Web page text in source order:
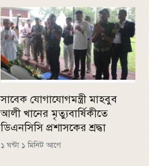
সাবেক যোগাযোগমন্ত্রী মাহবুব
আলী খানের মৃত্যুবার্ষিকীতে
ডিএনসিসি প্রশাসকের শ্রদ্ধা
১ ঘন্টা ১ মিনিট আগে